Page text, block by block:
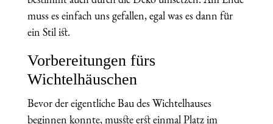
muss es einfach uns gefallen, egal was es dann für
ein Stil ist.
Vorbereitungen fürs
Wichtelhäuschen
Bevor der eigentliche Bau des Wichtelhauses
beginnen konnte, musste erst einmal Platz im